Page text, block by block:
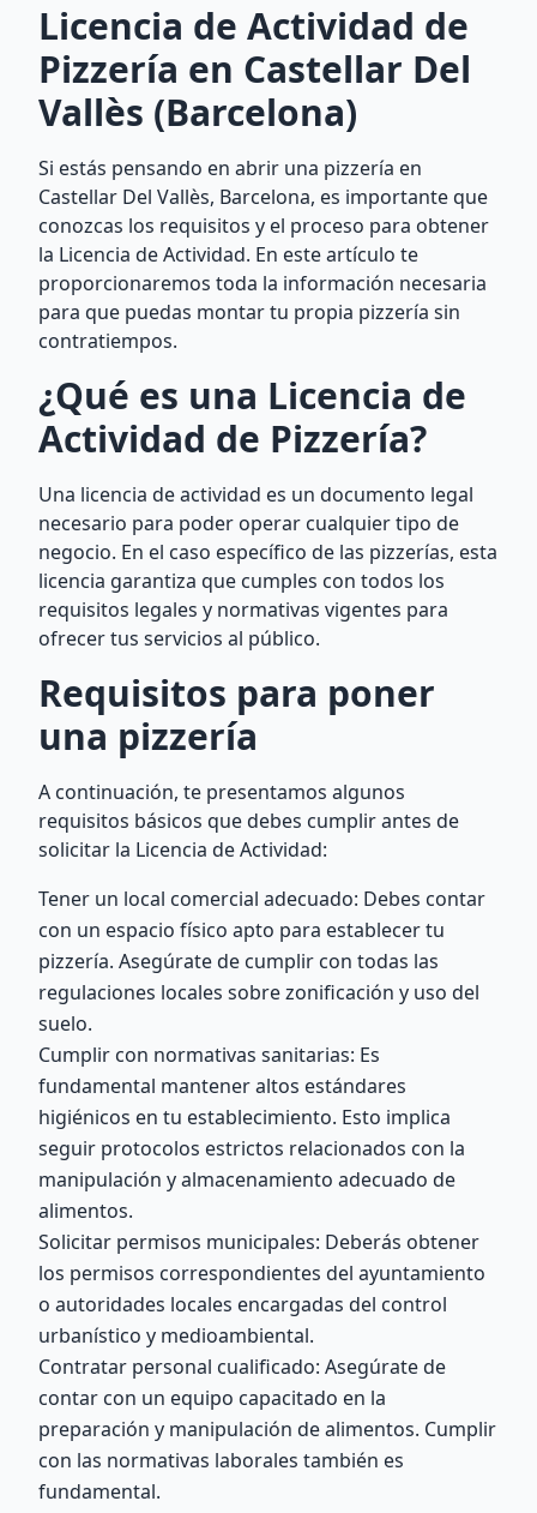
Licencia de Actividad de
Pizzería en Castellar Del
Vallès (Barcelona)
Si estás pensando en abrir una pizzería en
Castellar Del Vallès, Barcelona, es importante que
conozcas los requisitos y el proceso para obtener
la Licencia de Actividad. En este artículo te
proporcionaremos toda la información necesaria
para que puedas montar tu propia pizzería sin
contratiempos.
¿Qué es una Licencia de
Actividad de Pizzería?
Una licencia de actividad es un documento legal
necesario para poder operar cualquier tipo de
negocio. En el caso específico de las pizzerías, esta
licencia garantiza que cumples con todos los
requisitos legales y normativas vigentes para
ofrecer tus servicios al público.
Requisitos para poner
una pizzería
A continuación, te presentamos algunos
requisitos básicos que debes cumplir antes de
solicitar la Licencia de Actividad:
Tener un local comercial adecuado: Debes contar
con un espacio físico apto para establecer tu
pizzería. Asegúrate de cumplir con todas las
regulaciones locales sobre zonificación y uso del
suelo.
Cumplir con normativas sanitarias: Es
fundamental mantener altos estándares
higiénicos en tu establecimiento. Esto implica
seguir protocolos estrictos relacionados con la
manipulación y almacenamiento adecuado de
alimentos.
Solicitar permisos municipales: Deberás obtener
los permisos correspondientes del ayuntamiento
o autoridades locales encargadas del control
urbanístico y medioambiental.
Contratar personal cualificado: Asegúrate de
contar con un equipo capacitado en la
preparación y manipulación de alimentos. Cumplir
con las normativas laborales también es
fundamental.